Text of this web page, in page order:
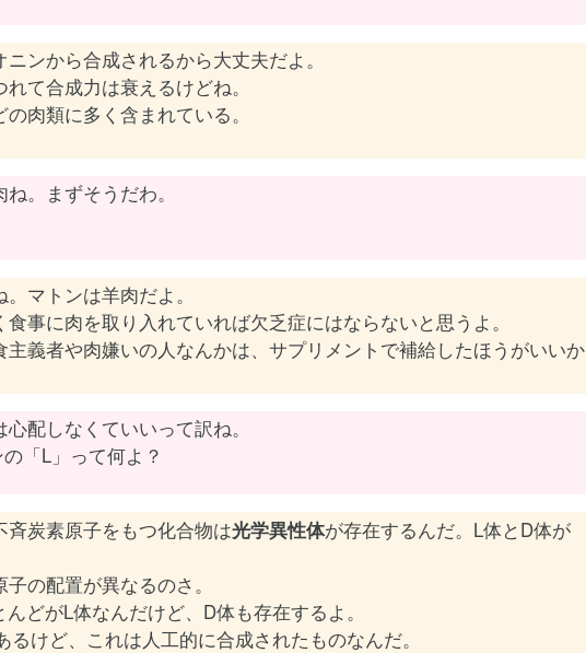
ンから合成されるから大丈夫だよ。
て合成力は衰えるけどね。
肉類に多く含まれている。
。まずそうだわ。
マトンは羊肉だよ。
事に肉を取り入れていれば欠乏症にはならないと思うよ。
主義者や肉嫌いの人なんかは、サプリメントで補給したほうがいいか
配しなくていいって訳ね。
「L」って何よ？
斉炭素原子をもつ化合物は光学異性体が存在するんだ。L体とD体が
の配置が異なるのさ。
どがL体なんだけど、D体も存在するよ。
けど、これは人工的に合成されたものなんだ。